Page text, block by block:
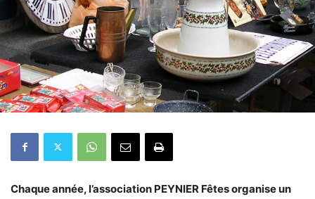
Chaque année, l’association PEYNIER Fêtes organise un